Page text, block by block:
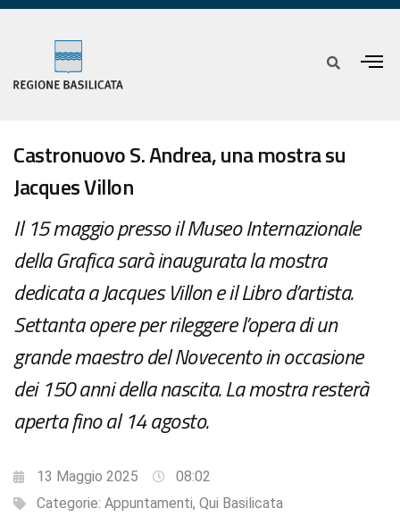
Castronuovo S. Andrea, una mostra su
Jacques Villon
Il 15 maggio presso il Museo Internazionale
della Grafica sarà inaugurata la mostra
dedicata a Jacques Villon e il Libro d’artista.
Settanta opere per rileggere l’opera di un
grande maestro del Novecento in occasione
dei 150 anni della nascita. La mostra resterà
aperta fino al 14 agosto.
13 Maggio 2025
08:02
Categorie: Appuntamenti, Qui Basilicata